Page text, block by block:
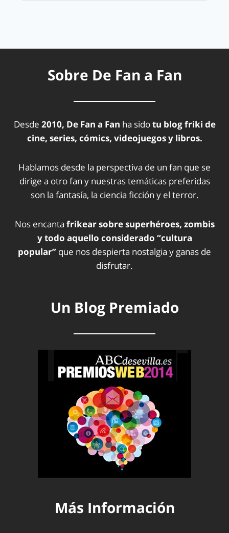
Sobre De Fan a Fan
Desde 2010, De Fan a Fan ha sidotu blog friki de
cine, series, cómics, videojuegos y libros.
Hablamos desde la perspectiva de un fan que se
dirige a otro fan y nuestras temáticas preferidas
son la fantasía, la ciencia ficción y el terror.
Nos encanta frikear sobre superhéroes, zombis
y todo aquello considerado “cultura
popular” que nos despierta nostalgia y ganas de
disfrutar.
Un Blog Premiado
Más Información